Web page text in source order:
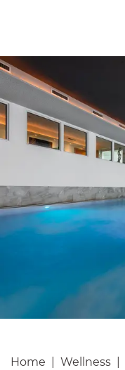
Home Wellness